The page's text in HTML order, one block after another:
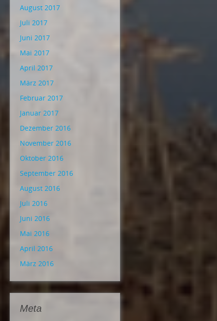
August 2017
Juli 2017
Juni 2017
Mai 2017
April 2017
März 2017
Februar 2017
Januar 2017
Dezember 2016
November 2016
Oktober 2016
September 2016
August 2016
Juli 2016
Juni 2016
Mai 2016
April 2016
März 2016
Meta